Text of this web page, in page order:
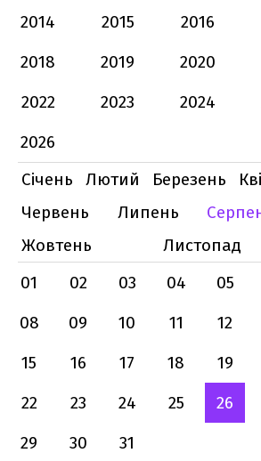
2014
2015 2016
2018
2019 2020
2022
2023 2024
2026
Січень
Лютий Березень
Червень
Липень
Жовтень
Листопад
01
02 03 04 05
08
09 10 11 12
15
16 17 18 19
22
23 24 25 26
29
30 31